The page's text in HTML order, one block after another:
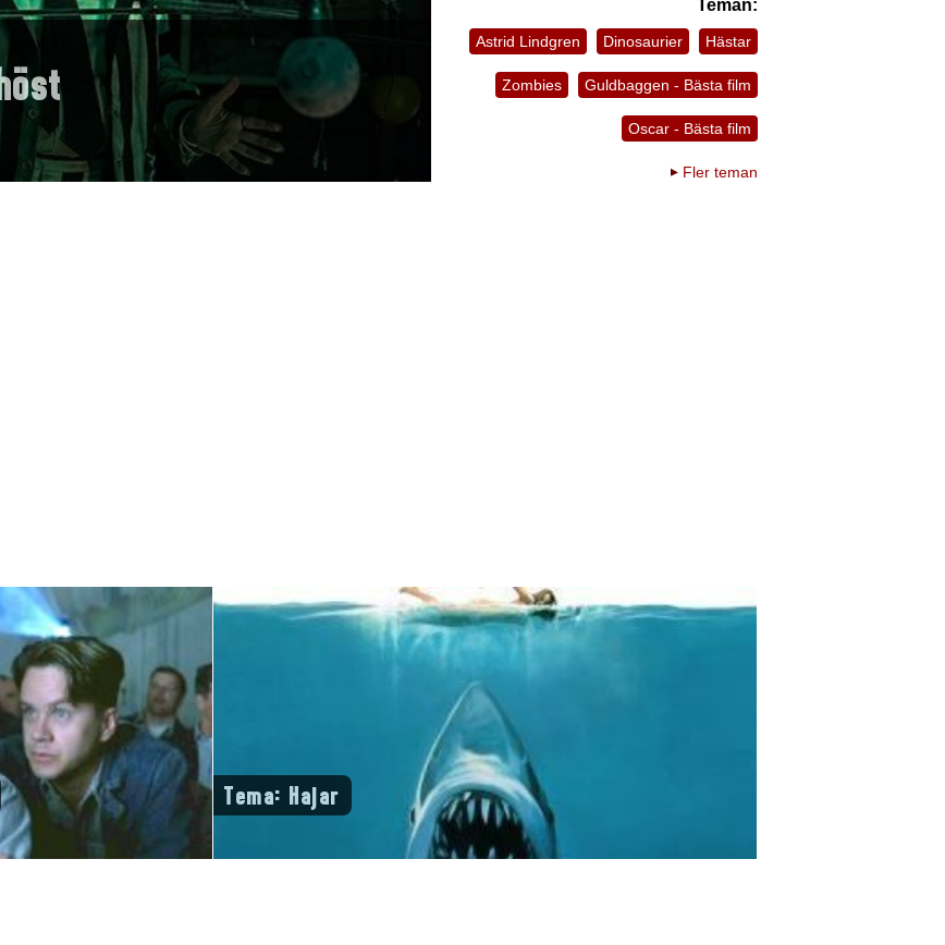
Teman:
Astrid Lindgren Dinosaurier Hästar
Zombies Guldbaggen - Bästa film
Oscar - Bästa film
Fler teman
Tema: Hajar